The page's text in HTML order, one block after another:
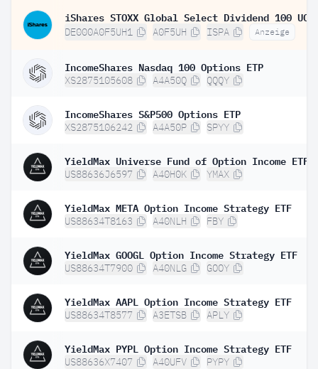
DE000A0F5UH1 A0F5UH ISPA Anzeige
IncomeShares Nasdaq 100 Options ETP
XS2875105608 A4A50Q QQQY
IncomeShares S&P500 Options ETP
XS2875106242 A4A50P SPYY
YieldMax Universe Fund of Option Income ETFs
US88636J6597 A40H0K YMAX
YieldMax META Option Income Strategy ETF
US88634T8163 A40NLH FBY
YieldMax GOOGL Option Income Strategy ETF
US88634T7900 A40NLG GOOY
YieldMax AAPL Option Income Strategy ETF
US88634T8577 A3ETSB APLY
YieldMax PYPL Option Income Strategy ETF
US88636X7407 A40UFV PYPY